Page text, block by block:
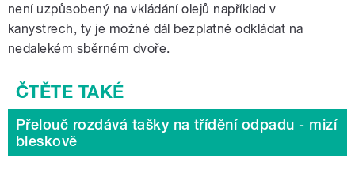
není uzpůsobený na vkládání olejů například v
kanystrech, ty je možné dál bezplatně odkládat na
nedalekém sběrném dvoře.
Přelouč rozdává tašky na třídění odpadu - mizí
bleskově